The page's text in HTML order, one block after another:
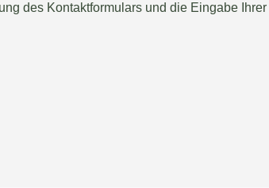
des Kontaktformulars und die Eingabe Ihrer